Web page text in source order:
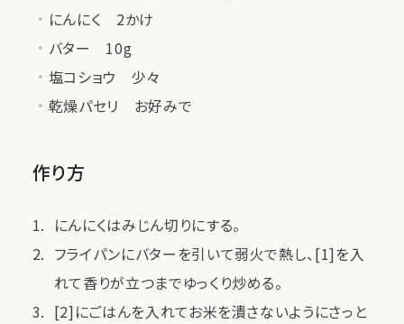
にんにく 2かけ
バター 10g
塩コショウ 少々
乾燥パセリ お好みで
作り方
にんにくはみじん切りにする。
フライパンにバターを引いて弱火で熱し、[1]を入
れて香りが立つまでゆっくり炒める。
[2]にごはんを入れてお米を潰さないようにさっと